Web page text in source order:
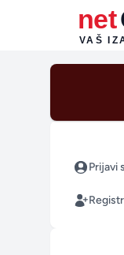
net
VAŠ
Prijavi